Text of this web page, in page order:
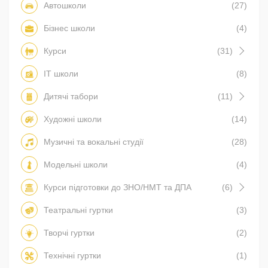
Автошколи (27)
Бізнес школи (4)
Курси (31)
IT школи (8)
Дитячі табори (11)
Художні школи (14)
Музичні та вокальні студії (28)
Модельні школи (4)
Курси підготовки до ЗНО/НМТ та ДПА (6)
Театральні гуртки (3)
Творчі гуртки (2)
Технічні гуртки (1)